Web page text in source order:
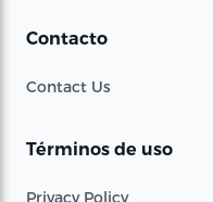
Contacto
Contact Us
Términos de uso
Privacy Policy